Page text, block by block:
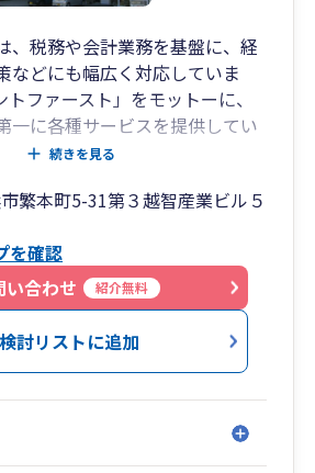
、税務や会計業務を基盤に、経
などにも幅広く対応していま
ファースト」をモットーに、
一に各種サービスを提供してい
に応じて弁護士、司法書士、社
のでワンストップサービスを受
様のニーズを踏まえ、中長期的
様お一人お一人にとっての最適
で提案しています。
続きを見る
繁本町5-31第３越智産業ビル５
を確認
い合わせ
紹介無料
検討リストに追加